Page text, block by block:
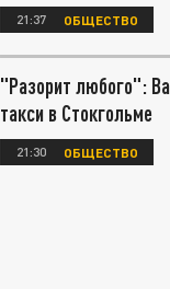
21:37 ОБЩЕСТВО
"Разорит любого":
такси в Стокгольме
21:30 ОБЩЕСТВО